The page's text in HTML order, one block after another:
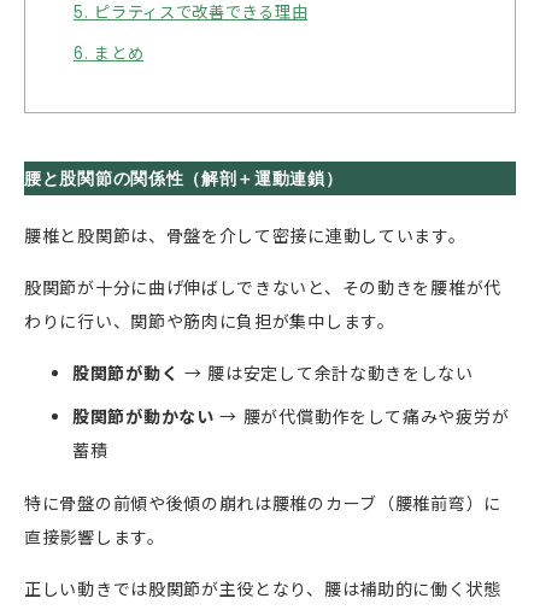
5. ピラティスで改善できる理由
6. まとめ
腰と股関節の関係性（解剖＋運動連鎖）
腰椎と股関節は、骨盤を介して密接に連動しています。
股関節が十分に曲げ伸ばしできないと、その動きを腰椎が代
わりに行い、関節や筋肉に負担が集中します。
股関節が動く → 腰は安定して余計な動きをしない
股関節が動かない → 腰が代償動作をして痛みや疲労が
蓄積
特に骨盤の前傾や後傾の崩れは腰椎のカーブ（腰椎前弯）に
直接影響します。
正しい動きでは股関節が主役となり、腰は補助的に働く状態